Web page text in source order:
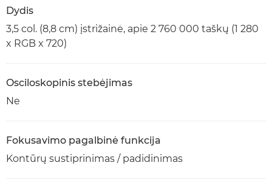
Dydis
3,5 col. (8,8 cm) įstrižainė, apie 2 760 000 taškų (1 280
x RGB x 720)
Osciloskopinis stebėjimas
Ne
Fokusavimo pagalbinė funkcija
Kontūrų sustiprinimas / padidinimas